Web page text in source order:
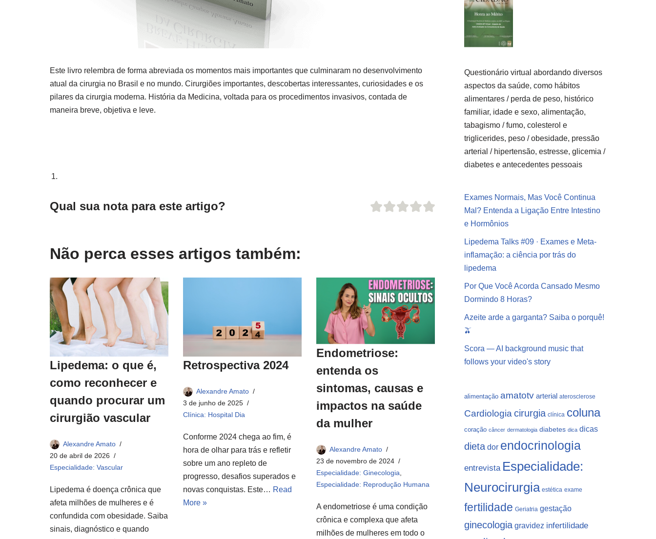
Este livro relembra de forma abreviada os momentos mais importantes que culminaram no desenvolvimento
atual da cirurgia no Brasil e no mundo. Cirurgiões importantes, descobertas interessantes, curiosidades e os
pilares da cirurgia moderna. História da Medicina, voltada para os procedimentos invasivos, contada de
maneira breve, objetiva e leve.
Qual sua nota para este artigo?
Não perca esses artigos também:
Lipedema: o que é,
como reconhecer e
quando procurar um
cirurgião vascular
Alexandre Amato
20 de abril de 2026
Especialidade: Vascular
Lipedema é doença crônica que
afeta milhões de mulheres e é
confundida com obesidade. Saiba
sinais, diagnóstico e quando
Retrospectiva 2024
Alexandre Amato
3 de junho de 2025
Clínica: Hospital Dia
Conforme 2024 chega ao fim, é
hora de olhar para trás e refletir
sobre um ano repleto de
progresso, desafios superados e
novas conquistas. Este… Read
More »
Endometriose:
entenda os
sintomas, causas e
impactos na saúde
da mulher
Alexandre Amato
23 de novembro de 2024
Especialidade: Ginecologia
Especialidade: Reprodução Humana
A endometriose é uma condição
crônica e complexa que afeta
milhões de mulheres em todo o
Questionário virtual abordando diversos
aspectos da saúde, como hábitos
alimentares / perda de peso, histórico
familiar, idade e sexo, alimentação,
tabagismo / fumo, colesterol e
triglicerides, peso / obesidade, pressão
arterial / hipertensão, estresse, glicemia /
diabetes e antecedentes pessoais
Exames Normais, Mas Você Continua
Mal? Entenda a Ligação Entre Intestino
e Hormônios
Lipedema Talks #09 · Exames e Meta-
inflamação: a ciência por trás do
lipedema
Por Que Você Acorda Cansado Mesmo
Dormindo 8 Horas?
Azeite arde a garganta? Saiba o porquê!
🫒
Scora — AI background music that
follows your video's story
alimentação amatotv arterial aterosclerose
Cardiologia cirurgia clínica coluna
coração câncer dermatologia diabetes dica dicas
dieta dor endocrinologia
entrevista Especialidade:
Neurocirurgia estética exame
fertilidade Geriatria gestação
ginecologia gravidez infertilidade